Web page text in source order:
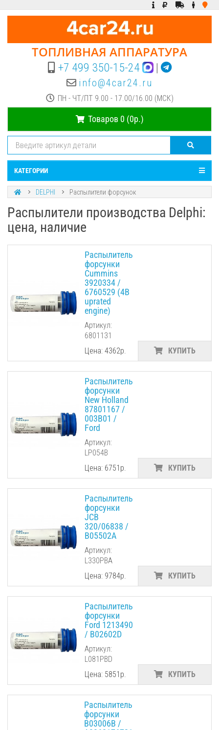
ТОПЛИВНАЯ АППАРАТУРА
+7 499 350-15-24 |
info@4car24.ru
ПН - ЧТ/ПТ 9.00 - 17.00/16.00 (МСК)
Товаров 0 (0р.)
КАТЕГОРИИ
DELPHI Распылители форсунок
Распылители производства Delphi:
цена, наличие
Распылитель
форсунки
Cummins
3920334 /
6760529 (4B
uprated
engine)
Артикул:
6801131
Цена: 4362р.
КУПИТЬ
Распылитель
форсунки
New Holland
87801167 /
003B01 /
Ford
Артикул:
LP054B
Цена: 6751р.
КУПИТЬ
Распылитель
форсунки
JCB
320/06838 /
B05502A
Артикул:
L330PBA
Цена: 9784р.
КУПИТЬ
Распылитель
форсунки
Ford 1213490
/ B02602D
Артикул:
L081PBD
Цена: 5851р.
КУПИТЬ
Распылитель
форсунки
B03006B /